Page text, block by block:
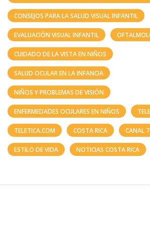
CONSEJOS PARA LA SALUD VISUAL INFANTIL
EVALUACIÓN VISUAL INFANTIL
CUIDADO DE LA VISTA EN NIÑOS
SALUD OCULAR EN LA INFANCIA
NIÑOS Y PROBLEMAS DE VISIÓN
ENFERMEDADES OCULARES EN NIÑOS
TELETICA.COM COSTA RICA CANAL 7
ESTILO DE VIDA NOTICIAS COSTA RICA